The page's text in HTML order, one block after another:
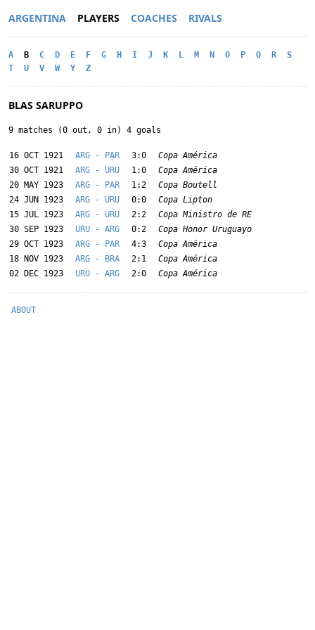
ARGENTINA PLAYERS COACHES RIVALS
A B C D E F G H I J K L M N O P Q R
S
T
U V W Y Z
BLAS SARUPPO
9 matches (0 out, 0 in) 4 goals
16 OCT 1921 ARG - PAR 3:0
Copa América
30 OCT 1921
ARG - URU 1:0
Copa América
20 MAY 1923
ARG - PAR 1:2
Copa Boutell
24 JUN 1923
ARG - URU 0:0
Copa Lipton
15 JUL 1923
ARG - URU 2:2
Copa Ministro de RE
30 SEP 1923
URU - ARG 0:2
Copa Honor Uruguayo
29 OCT 1923
ARG - PAR 4:3
Copa América
18 NOV 1923
ARG - BRA 2:1
Copa América
02 DEC 1923
URU - ARG 2:0 Copa América
ABOUT